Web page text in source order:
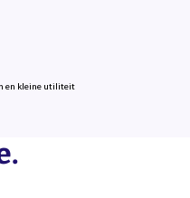
en kleine utiliteit